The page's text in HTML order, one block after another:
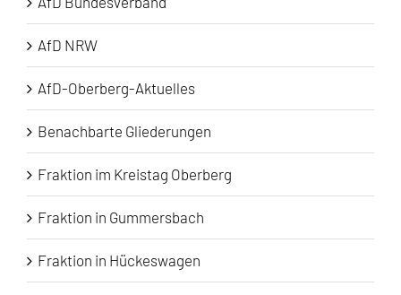
AfD NRW
AfD-Oberberg-Aktuelles
Benachbarte Gliederungen
Fraktion im Kreistag Oberberg
Fraktion in Gummersbach
Fraktion in Hückeswagen